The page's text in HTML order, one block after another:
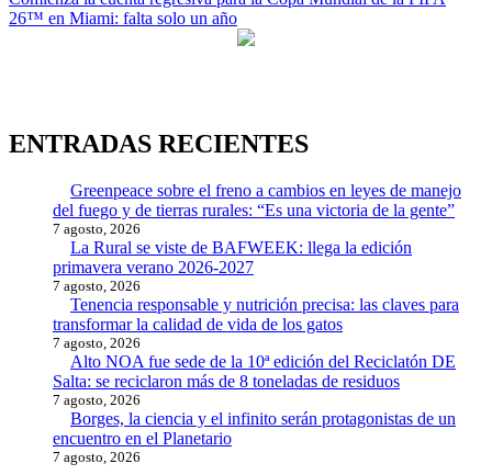
de
26™ en Miami: falta solo un año
ENTRADAS RECIENTES
Greenpeace sobre el freno a cambios en leyes de manejo
del fuego y de tierras rurales: “Es una victoria de la gente”
7 agosto, 2026
La Rural se viste de BAFWEEK: llega la edición
primavera verano 2026-2027
7 agosto, 2026
Tenencia responsable y nutrición precisa: las claves para
transformar la calidad de vida de los gatos
7 agosto, 2026
Alto NOA fue sede de la 10ª edición del Reciclatón DE
Salta: se reciclaron más de 8 toneladas de residuos
7 agosto, 2026
Borges, la ciencia y el infinito serán protagonistas de un
encuentro en el Planetario
7 agosto, 2026